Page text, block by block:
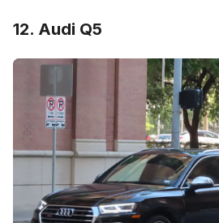
12. Audi Q5